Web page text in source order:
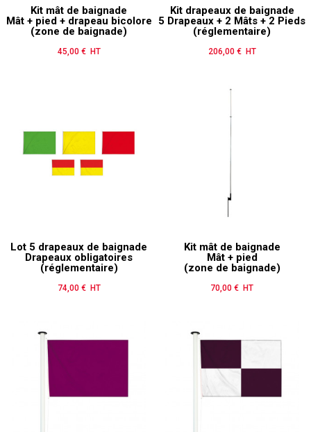
Kit mât de baignade
Mât + pied + drapeau bicolore
(zone de baignade)
Prix
45,00 € HT
Kit drapeaux de baignade
5 Drapeaux + 2 Mâts + 2 Pieds
(réglementaire)
Prix
206,00 € HT
Lot 5 drapeaux de baignade
Drapeaux obligatoires
(réglementaire)
Prix
74,00 € HT
Kit mât de baignade
Mât + pied
(zone de baignade)
Prix
70,00 € HT